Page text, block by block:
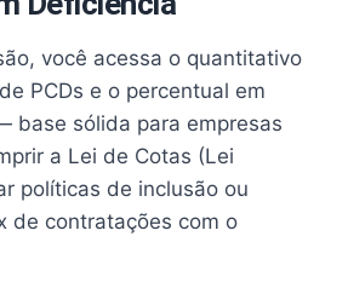
você acessa o quantitativo
PCDs e o percentual em
base sólida para empresas
a Lei de Cotas (Lei
políticas de inclusão ou
de contratações com o